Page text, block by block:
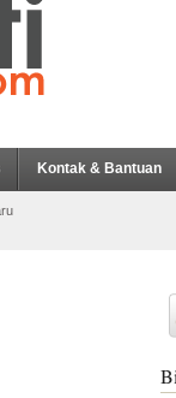
Kontak & Bantuan